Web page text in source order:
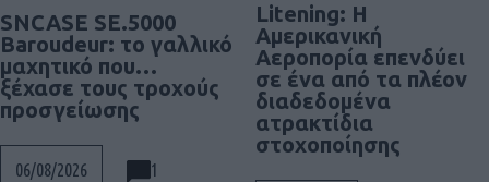
SNCASE SE.5000
Baroudeur: το γαλλικό
μαχητικό που…
ξέχασε τους τροχούς
προσγείωσης
06/08/2026 1
Litening: Η
Αμερικανική
Αεροπορία επενδύει
σε ένα από τα πλέον
διαδεδομένα
ατρακτίδια
στοχοποίησης